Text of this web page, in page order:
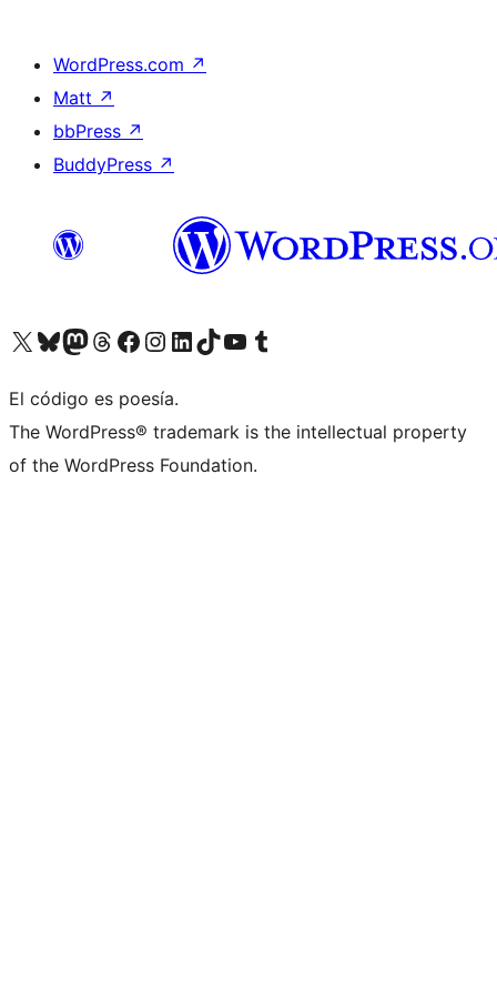
WordPress.com ↗
Matt ↗
bbPress ↗
BuddyPress ↗
Visit our X (formerly Twitter) account
Visit our Bluesky account
Visit our Mastodon account
Visit our Threads account
Visita nuestra página de Facebook
Visita nuestra cuenta de Instagram
Visita nuestra cuenta de LinkedIn
Visit our TikTok account
Visita nuestro canal de YouTube
Visit our Tumblr account
El código es poesía.
The WordPress® trademark is the intellectual property
of the WordPress Foundation.